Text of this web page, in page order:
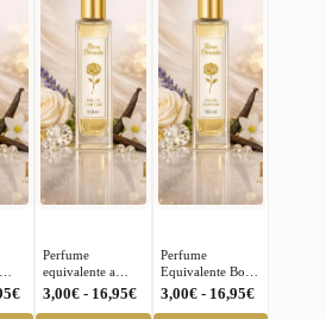
€Rango
de
Perfume
equivalente a
Paradoxe Prada
para Mujer – 461
3,00€ - 16,95€Rango
de
Perfume
Equivalente Bois
d’Argent Dior
Unisex 203 |
3,00€ - 16,95€Rango
de